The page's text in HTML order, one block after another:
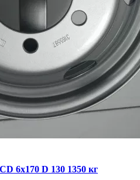
6x170 D 130 1350 кг